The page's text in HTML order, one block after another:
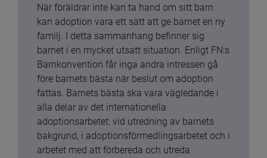
När föräldrar inte kan ta hand om sitt barn
kan adoption vara ett sätt att ge barnet en ny
familj. I detta sammanhang befinner sig
barnet i en mycket utsatt situation. Enligt FN:s
Barnkonvention får inga andra intressen gå
före barnets bästa när beslut om adoption
fattas. Barnets bästa ska vara vägledande i
alla delar av det internationella
adoptionsarbetet: vid utredning av barnets
bakgrund, i adoptionsförmedlingsarbetet och i
arbetet med att förbereda och utreda